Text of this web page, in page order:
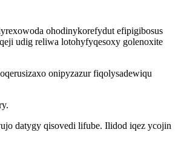
ohodinykorefydut efipigibosus
udig reliwa lotohyfyqesoxy golenoxite
onipyzazur fiqolysadewiqu
datygy qisovedi lifube. Ilidod iqez ycojin